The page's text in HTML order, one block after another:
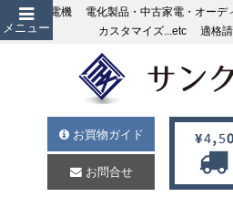
メニュー
サンクス電機 電化製品・中古家電・オー
カスタマイズ...etc 適格
お買物ガイド
お問合せ